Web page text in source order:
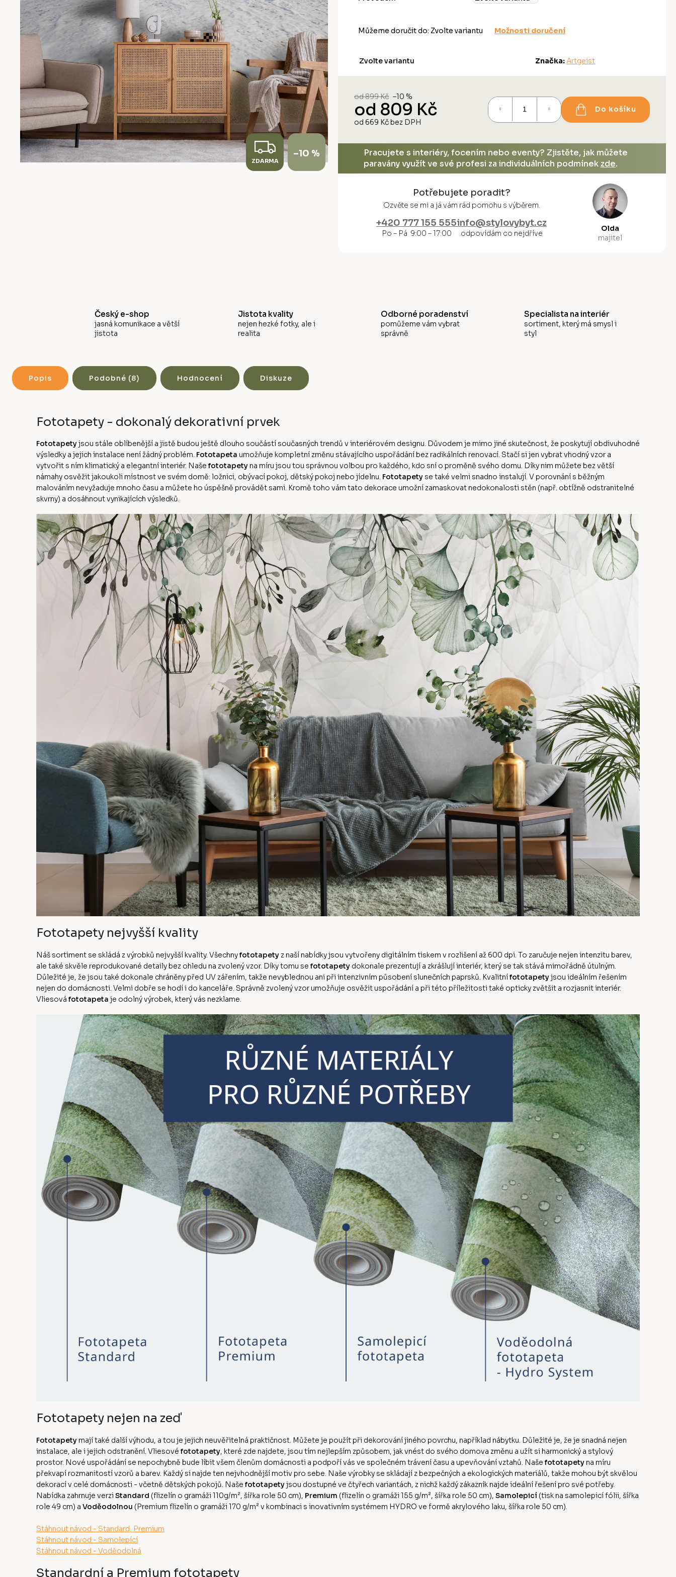
Můžeme doručit do: Zvolte variantu Možnosti doručení
Zvolte variantu Značka: Artgeist
od 899 Kč –10 %
od 809 Kč
od 669 Kčbez DPH
Do košíku
Pracujete s interiéry, focením nebo eventy? Zjistěte, jak můžete
paravány využít ve své profesi za individuálních podmínek zde.
Potřebujete poradit?
Ozvěte se mi a já vám rád pomohu s výběrem.
+420 777 155 555
Po – Pá 9:00 – 17:00
info@stylovybyt.cz
odpovídám co nejdříve
Olda
majitel
Z
D
ZDARMA
–10 %
Český e-shop
jasná komunikace a větší
jistota
Jistota kvality
nejen hezké fotky, ale i
realita
Odborné poradenství
pomůžeme vám vybrat
správně
Specialista na interiér
sortiment, který má smysl i
styl
Popis Podobné (8) Hodnocení Diskuze
Fototapety - dokonalý dekorativní prvek
Fototapetyjsou stále oblíbenější a jistě budou ještě dlouho součástí současných trendů v interiérovém designu. Důvodem je mimo jiné skutečnost, že poskytují obdivuhodné
výsledky a jejich instalace není žádný problém. Fototapeta umožňuje kompletní změnu stávajícího uspořádání bez radikálních renovací. Stačí si jen vybrat vhodný vzor a
vytvořit s ním klimatický a elegantní interiér. Naše fototapetyna míru jsou tou správnou volbou pro každého, kdo sní o proměně svého domu. Díky nim můžete bez větší
námahy osvěžit jakoukoli místnost ve svém domě: ložnici, obývací pokoj, dětský pokoj nebo jídelnu. Fototapety se také velmi snadno instalují. V porovnání s běžným
malováním nevyžaduje mnoho času a můžete ho úspěšně provádět sami. Kromě toho vám tato dekorace umožní zamaskovat nedokonalosti stěn (např. obtížně odstranitelné
skvrny) a dosáhnout vynikajících výsledků.
Fototapety nejvyšší kvality
Náš sortiment se skládá z výrobků nejvyšší kvality. Všechnyfototapety z naší nabídky jsou vytvořeny digitálním tiskem v rozlišení až 600 dpi. To zaručuje nejen intenzitu barev,
ale také skvěle reprodukované detaily bez ohledu na zvolený vzor. Díky tomu se fototapety dokonale prezentují a zkrášlují interiér, který se tak stává mimořádně útulným.
Důležité je, že jsou také dokonale chráněny před UV zářením, takže nevyblednou ani při intenzivním působení slunečních paprsků. Kvalitnífototapetyjsou ideálním řešením
nejen do domácnosti. Velmi dobře se hodí i do kanceláře. Správně zvolený vzor umožňuje osvěžit uspořádání a při této příležitosti také opticky zvětšit a rozjasnit interiér.
Vliesová fototapeta je odolný výrobek, který vás nezklame.
Fototapety nejen na zeď
Fototapetymají také další výhodu, a tou je jejich neuvěřitelná praktičnost. Můžete je použít při dekorování jiného povrchu, například nábytku. Důležité je, že je snadná nejen
instalace, ale i jejich odstranění. Vliesové fototapety, které zde najdete, jsou tím nejlepším způsobem, jak vnést do svého domova změnu a užít si harmonický a stylový
prostor. Nové uspořádání se nepochybně bude líbit všem členům domácnosti a podpoří vás ve společném trávení času a upevňování vztahů. Naše fototapetyna míru
překvapí rozmanitostí vzorů a barev. Každý si najde ten nejvhodnější motiv pro sebe. Naše výrobky se skládají z bezpečných a ekologických materiálů, takže mohou být skvělou
dekorací v celé domácnosti - včetně dětských pokojů. Naše fototapetyjsou dostupné ve čtyřech variantách, z nichž každý zákazník najde ideální řešení pro své potřeby.
Nabídka zahrnuje verzi Standard (flizelín o gramáži 110g/m², šířka role 50 cm), Premium (flizelín o gramáži 155 g/m², šířka role 50 cm), Samolepicí (tisk na samolepicí fólii, šířka
role 49 cm) a Voděodolnou (Premium flizelín o gramáži 170 g/m² v kombinaci s inovativním systémem HYDRO ve formě akrylového laku, šířka role 50 cm).
Stáhnout návod - Standard, Premium
Stáhnout návod - Samolepící
Stáhnout návod - Voděodolná
Standardní a Premium fototapety